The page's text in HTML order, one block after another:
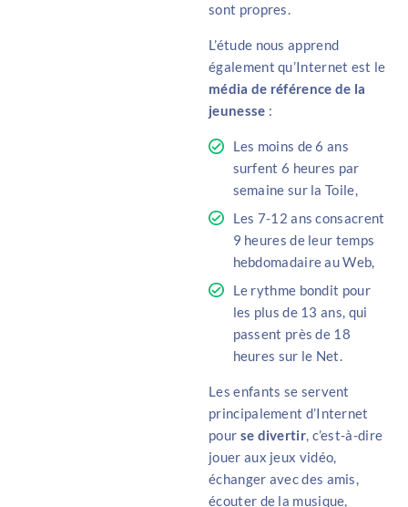
sont propres.
L’étude nous apprend
également qu’Internet est le
média de référence de la
jeunesse :
Les moins de 6 ans
surfent 6 heures par
semaine sur la Toile,
Les 7-12 ans consacrent
9 heures de leur temps
hebdomadaire au Web,
Le rythme bondit pour
les plus de 13 ans, qui
passent près de 18
heures sur le Net.
Les enfants se servent
principalement d’Internet
pour se divertir, c’est-à-dire
jouer aux jeux vidéo,
échanger avec des amis,
écouter de la musique,